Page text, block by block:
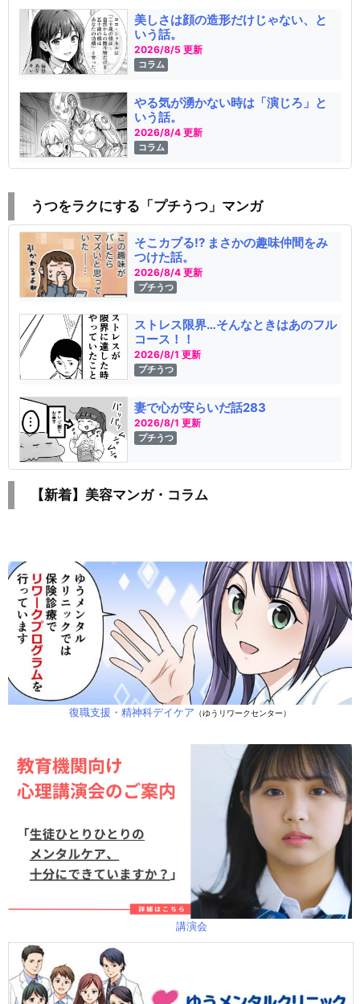
美しさは顔の造形だけじゃない、と
いう話。
2026/8/5 更新
コラム
やる気が湧かない時は「演じろ」と
いう話。
2026/8/4 更新
コラム
うつをラクにする「プチうつ」マンガ
そこカブる!? まさかの趣味仲間をみ
つけた話。
2026/8/4 更新
プチうつ
ストレス限界…そんなときはあのフル
コース！！
2026/8/1 更新
プチうつ
妻で心が安らいだ話283
2026/8/1 更新
プチうつ
【新着】美容マンガ・コラム
復職支援・精神科デイケア （ゆうリワークセンター）
講演会